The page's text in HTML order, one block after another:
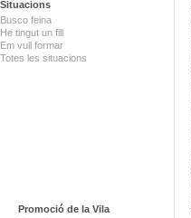
Situacions
Busco feina
He tingut un fill
Em vull formar
Totes les situacions
Promoció de la Vila